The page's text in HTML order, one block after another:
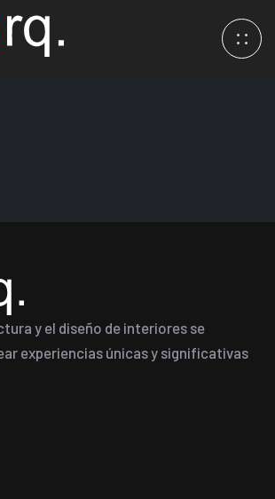
y el diseño de interiores se
experiencias únicas y significativas